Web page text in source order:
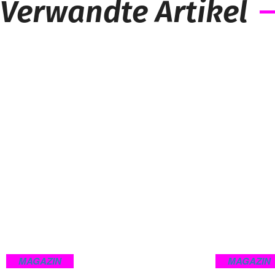
Verwandte Artikel
MAGAZIN MAGAZIN